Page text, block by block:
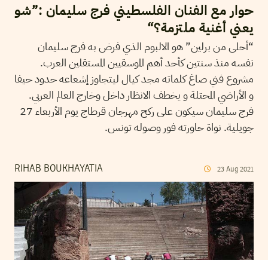
حوار مع الفنان الفلسطيني فرج سليمان :”شو
يعني أغنية ملتزمة؟“
“أحلى من برلين” هو الالبوم الذي فرض به فرج سليمان
نفسه منذ سنتين كأحد أهم الموسقيين المستقلين العرب.
مشروع فني صاغ كلماته مجد كيال ليتجاوز إشعاعه حدود حيفا
و الأراضي المحتلة و يخطف الانظار داخل وخارج العالم العربي.
فرج سليمان سيكون على ركح مهرجان قرطاج يوم الأربعاء 27
جويلية. نواة حاورته فور وصوله تونس.
RIHAB BOUKHAYATIA 23 Aug 2021